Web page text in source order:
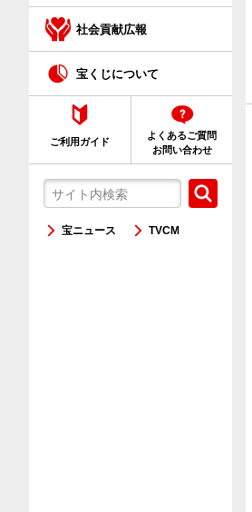
社会貢献広報
宝くじについて
ご利用ガイド
よくあるご質問
お問い合わせ
宝ニュース TVCM